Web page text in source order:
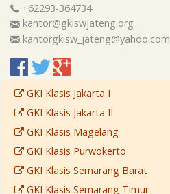
+62293-364734
kantor@gkiswjateng.org
kantorgkisw_jateng@yahoo.com
GKI Klasis Jakarta I
GKI Klasis Jakarta II
GKI Klasis Magelang
GKI Klasis Purwokerto
GKI Klasis Semarang Barat
GKI Klasis Semarang Timur